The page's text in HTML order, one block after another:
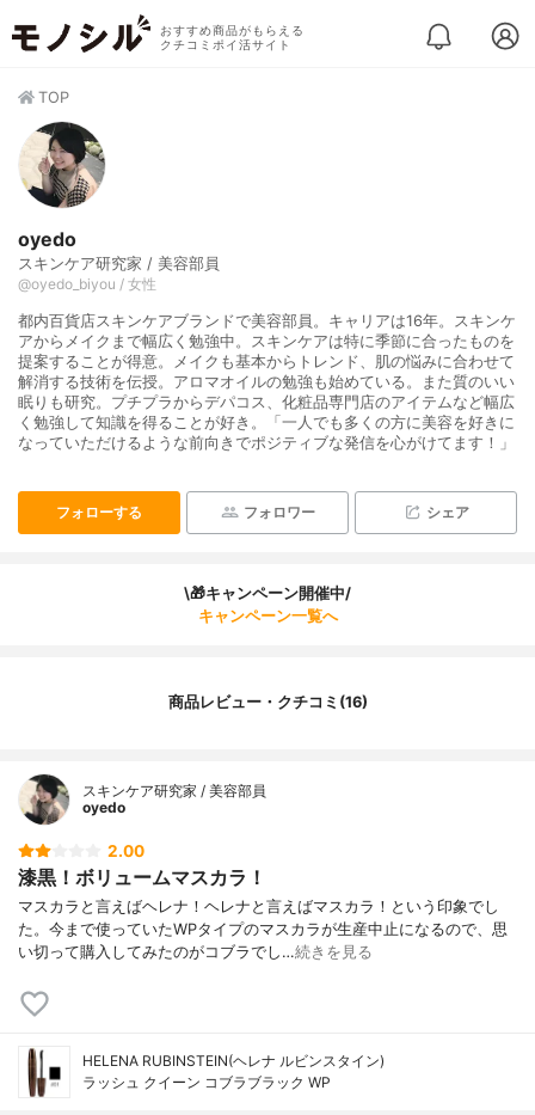
おすすめ商品がもらえる
クチコミポイ活サイト
TOP
oyedo
スキンケア研究家 / 美容部員
@oyedo_biyou / 女性
都内百貨店スキンケアブランドで美容部員。キャリアは16年。スキンケ
アからメイクまで幅広く勉強中。スキンケアは特に季節に合ったものを
提案することが得意。メイクも基本からトレンド、肌の悩みに合わせて
解消する技術を伝授。アロマオイルの勉強も始めている。また質のいい
眠りも研究。プチプラからデパコス、化粧品専門店のアイテムなど幅広
く勉強して知識を得ることが好き。「一人でも多くの方に美容を好きに
なっていただけるような前向きでポジティブな発信を心がけてます！」
フォローする フォロワー シェア
\🎁キャンペーン開催中/
キャンペーン一覧へ
商品レビュー・クチコミ(16)
スキンケア研究家 / 美容部員
oyedo
2.00
漆黒！ボリュームマスカラ！
マスカラと言えばヘレナ！ヘレナと言えばマスカラ！という印象でし
た。今まで使っていたWPタイプのマスカラが生産中止になるので、思
い切って購入してみたのがコブラでし…続きを見る
HELENA RUBINSTEIN(ヘレナ ルビンスタイン)
ラッシュ クイーン コブラブラック WP